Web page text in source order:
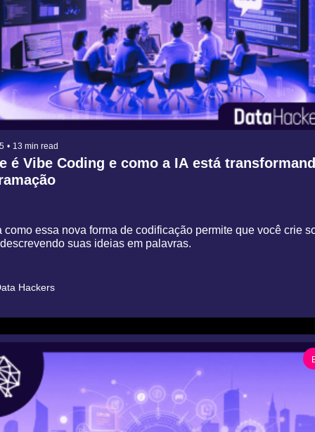
• 13 min read
é Vibe Coding e como a IA está
como essa nova forma de codificação permite que você crie
suas ideias em palavras.
Hackers